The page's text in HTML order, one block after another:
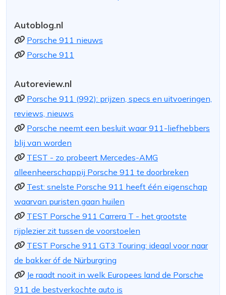
Autoblog.nl
Porsche 911 nieuws
Porsche 911
Autoreview.nl
Porsche 911 (992): prijzen, specs en uitvoeringen,
reviews, nieuws
Porsche neemt een besluit waar 911-liefhebbers
blij van worden
TEST - zo probeert Mercedes-AMG
alleenheerschappij Porsche 911 te doorbreken
Test: snelste Porsche 911 heeft één eigenschap
waarvan puristen gaan huilen
TEST Porsche 911 Carrera T - het grootste
rijplezier zit tussen de voorstoelen
TEST Porsche 911 GT3 Touring: ideaal voor naar
de bakker óf de Nürburgring
Je raadt nooit in welk Europees land de Porsche
911 de bestverkochte auto is